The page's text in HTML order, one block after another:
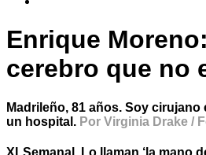
Enrique
cerebro que no
Madrileño, 81 años. Soy
un hospital. Por Virginia Drake /